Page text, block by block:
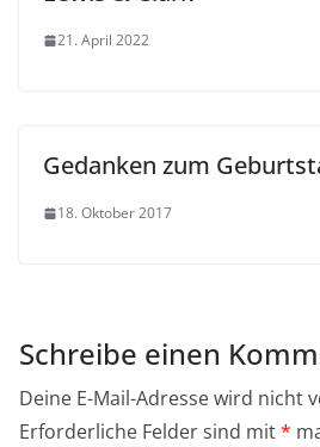
21. April 2022
Gedanken zum
18. Oktober 2017
Schreibe einen
Deine E-Mail-Adresse wird nicht
Erforderliche Felder sind mit*